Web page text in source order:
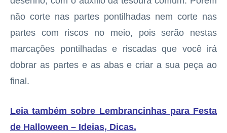
não corte nas partes pontilhadas nem corte nas
partes com riscos no meio, pois serão nestas
marcações pontilhadas e riscadas que você irá
dobrar as partes e as abas e criar a sua peça ao
final.
Leia também sobre Lembrancinhas para Festa
de Halloween – Ideias, Dicas.